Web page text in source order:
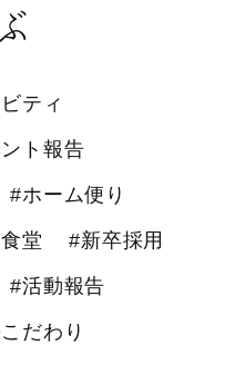
ティ
ト報告
#ホーム便り
堂 #新卒採用
#活動報告
だわり